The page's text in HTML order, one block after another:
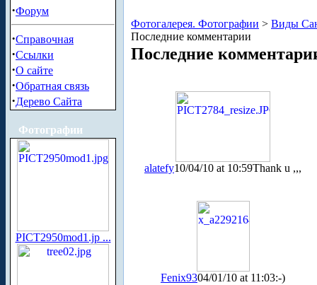
·Форум
·Справочная
·Ссылки
·О сайте
·Обратная связь
·Дерево Сайта
Фотографии
PICT2950mod1.jp ...
Фотогалерея. Фотографии > Виды
Последние комментарии
Последние
alatefy10/04/10 at 10:59Thank u ,,,
Fenix9304/01/10 at 11:03:-)